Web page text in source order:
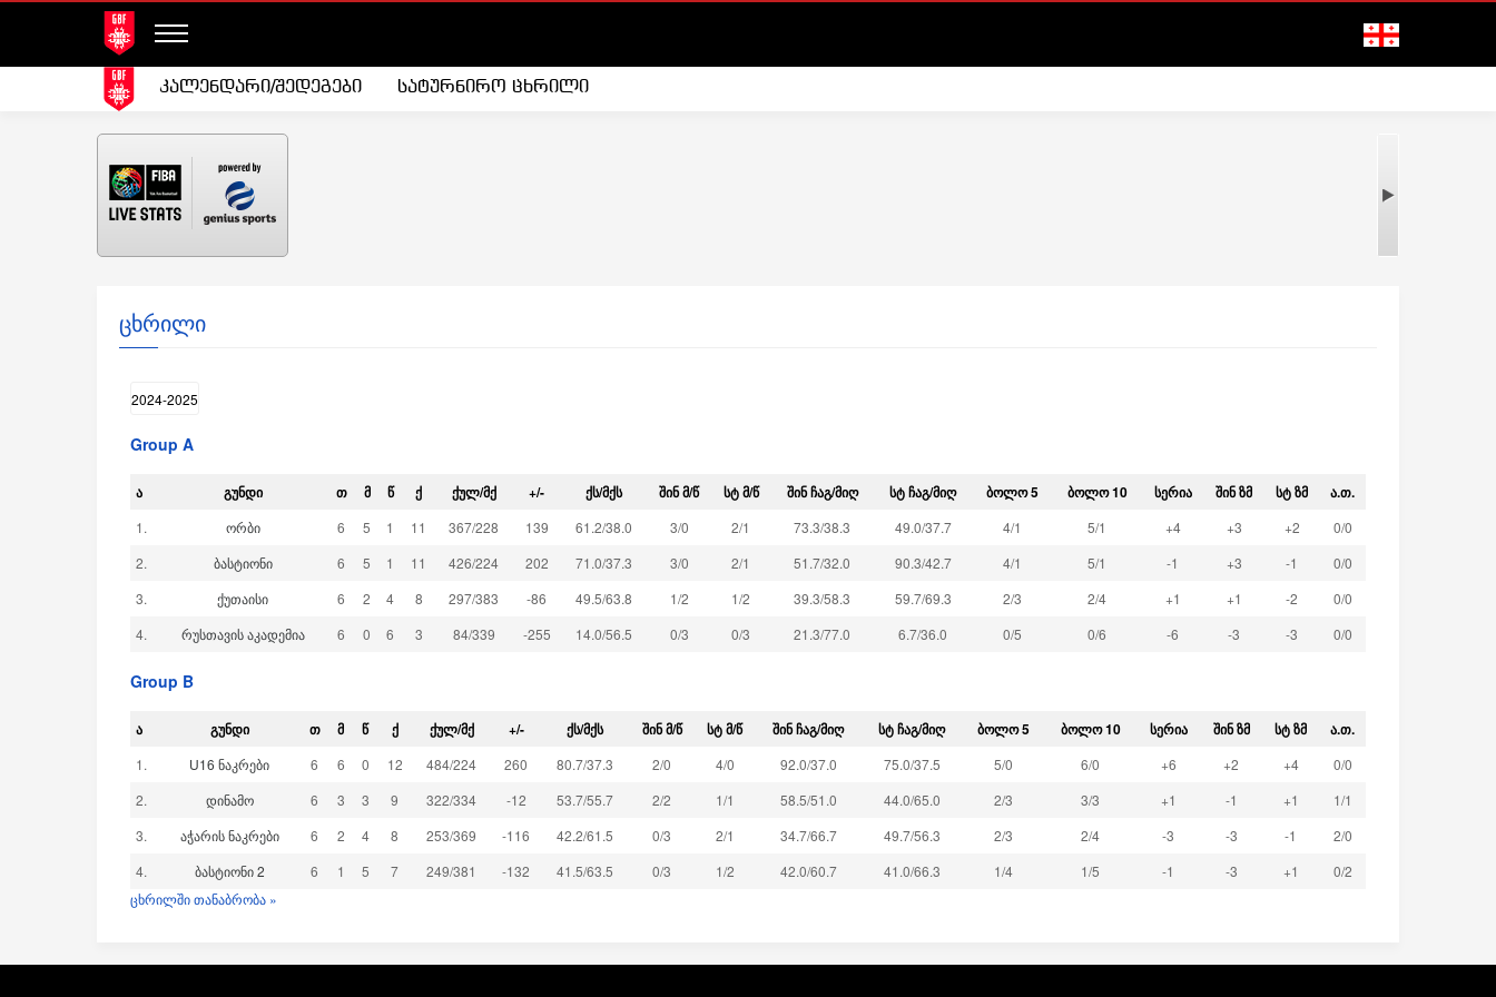
კალენდარი/შედეგები სატურნირო ცხრილი
ცხრილი
Group A
Ა ᲒᲣᲜᲓᲘ Თ Მ Წ Ქ ᲥᲣᲚ/ᲛᲥ +/- ᲥᲡ/ᲛᲥᲡ ᲨᲘᲜ Მ/Წ ᲡᲢ Მ/Წ ᲨᲘᲜ ᲩᲐᲒ/ᲛᲘᲦ ᲡᲢ ᲩᲐᲒ/ᲛᲘᲦ ᲑᲝᲚᲝ 5 ᲑᲝᲚᲝ 10 ᲡᲔᲠᲘᲐ ᲨᲘᲜ ᲖᲛ ᲡᲢ ᲖᲛ Ა.Თ.
1. ორბი 6 5 1 11 367/228 139 61.2/38.0 3/0 2/1 73.3/38.3 49.0/37.7 4/1 5/1 +4 +3 +2 0/0
2.
ბასტიონი 6 5 1 11 426/224 202 71.0/37.3 3/0 2/1 51.7/32.0 90.3/42.7 4/1 5/1 -1 +3 -1 0/0
3.
ქუთაისი 6 2 4 8 297/383 -86 49.5/63.8 1/2 1/2 39.3/58.3 59.7/69.3 2/3 2/4 +1 +1 -2 0/0
4.
რუსთავის აკადემია 6 0 6 3 84/339 -255 14.0/56.5 0/3 0/3 21.3/77.0 6.7/36.0 0/5 0/6 -6 -3 -3 0/0
Group B
Ა ᲒᲣᲜᲓᲘ Თ Მ Წ Ქ ᲥᲣᲚ/ᲛᲥ +/- ᲥᲡ/ᲛᲥᲡ ᲨᲘᲜ Მ/Წ ᲡᲢ Მ/Წ ᲨᲘᲜ ᲩᲐᲒ/ᲛᲘᲦ ᲡᲢ ᲩᲐᲒ/ᲛᲘᲦ ᲑᲝᲚᲝ 5 ᲑᲝᲚᲝ 10 ᲡᲔᲠᲘᲐ ᲨᲘᲜ ᲖᲛ ᲡᲢ ᲖᲛ Ა.Თ.
1. U16 ნაკრები 6 6 0 12 484/224 260 80.7/37.3 2/0 4/0 92.0/37.0 75.0/37.5 5/0 6/0 +6 +2 +4 0/0
2.
დინამო 6 3 3 9 322/334 -12 53.7/55.7 2/2 1/1 58.5/51.0 44.0/65.0 2/3 3/3 +1 -1 +1 1/1
3.
აჭარის ნაკრები 6 2 4 8 253/369 -116 42.2/61.5 0/3 2/1 34.7/66.7 49.7/56.3 2/3 2/4 -3 -3 -1 2/0
4.
ბასტიონი 2 6 1 5 7 249/381 -132 41.5/63.5 0/3 1/2 42.0/60.7 41.0/66.3 1/4 1/5 -1 -3 +1 0/2
ცხრილში თანაბრობა »